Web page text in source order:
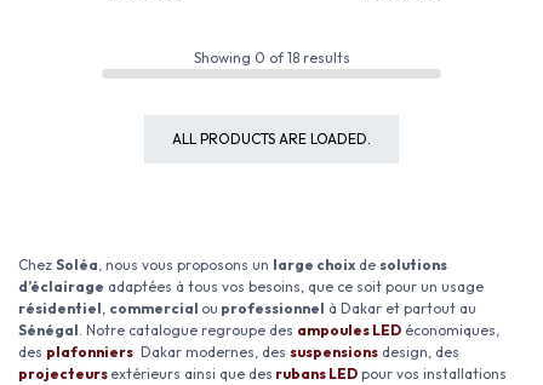
Showing 0 of18 results
ALL PRODUCTS ARE LOADED.
Chez Soléa, nous vous proposons un large choix de solutions
d’éclairage adaptées à tous vos besoins, que ce soit pour un usage
résidentiel, commercial ou professionnel à Dakar et partout au
Sénégal. Notre catalogue regroupe des ampoules LED économiques,
des plafonniers Dakar modernes, des suspensions design, des
projecteurs extérieurs ainsi que des rubans LED pour vos installations